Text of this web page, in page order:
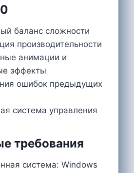
баланс сложности
производительности
анимации и
эффекты
ошибок предыдущих
система управления
требования
система: Windows